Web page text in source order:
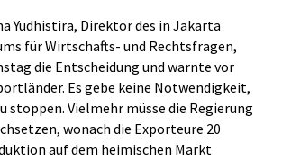
Yudhistira, Direktor des in Jakarta
für Wirtschafts- und Rechtsfragen,
die Entscheidung und warnte vor
Es gebe keine Notwendigkeit,
stoppen. Vielmehr müsse die Regierung
wonach die Exporteure 20
auf dem heimischen Markt